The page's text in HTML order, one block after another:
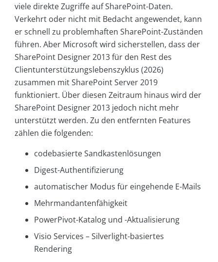
viele direkte Zugriffe auf SharePoint-Daten.
Verkehrt oder nicht mit Bedacht angewendet, kann
er schnell zu problemhaften SharePoint-Zuständen
führen. Aber Microsoft wird sicherstellen, dass der
SharePoint Designer 2013 für den Rest des
Clientunterstützungslebenszyklus (2026)
zusammen mit SharePoint Server 2019
funktioniert. Über diesen Zeitraum hinaus wird der
SharePoint Designer 2013 jedoch nicht mehr
unterstützt werden. Zu den entfernten Features
zählen die folgenden:
codebasierte Sandkastenlösungen
Digest-Authentifizierung
automatischer Modus für eingehende E-Mails
Mehrmandantenfähigkeit
PowerPivot-Katalog und -Aktualisierung
Visio Services – Silverlight-basiertes
Rendering